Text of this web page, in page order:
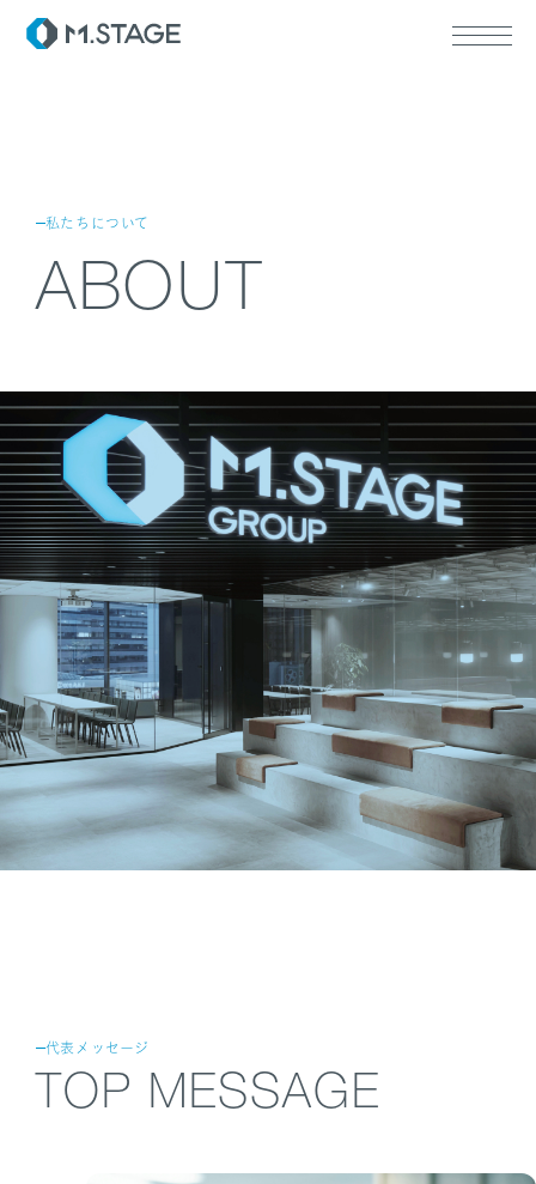
ABOUT TOP
会社情報
SERVICE TOP
SANPO NAVI
DR.転職なび
DR.アルなび
プライバシーポリシー
情報セキュリティに関する方針
医療人材事業許可内容について
私たちについて
ABOUT
代表メッセージ
TOP MESSAGE